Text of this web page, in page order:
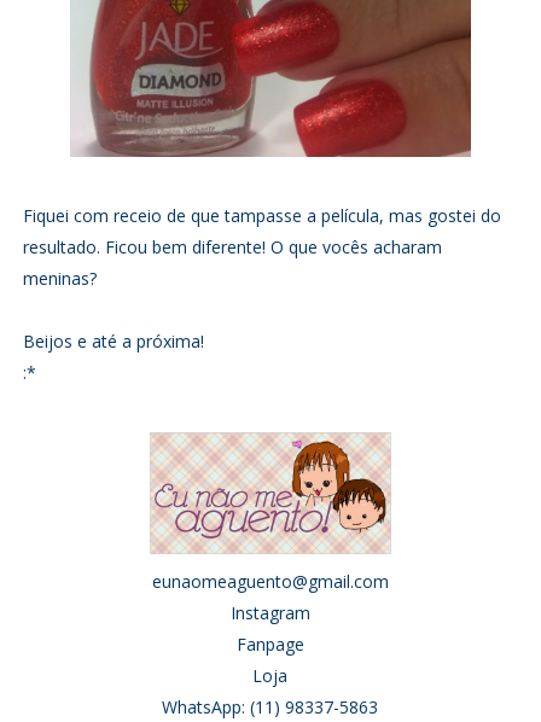
Fiquei com receio de que tampasse a película, mas gostei do
resultado. Ficou bem diferente! O que vocês acharam
meninas?
Beijos e até a próxima!
:*
eunaomeaguento@gmail.com
Instagram
Fanpage
Loja
WhatsApp: (11) 98337-5863